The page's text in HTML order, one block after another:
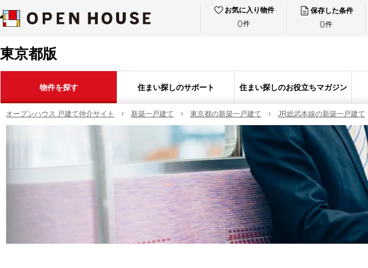
お気に入り物件
0件
保存した条件
0件
東京都版
物件を探す 住まい探しのサポート 住まい探しのお役立ちマガジン
オープンハウス 戸建て仲介サイト 新築一戸建て 東京都の新築一戸建て JR総武本線の新築一戸建て